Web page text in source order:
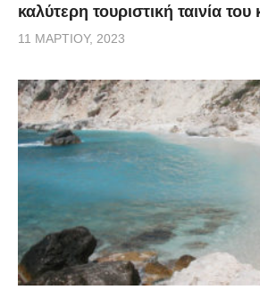
καλύτερη τουριστική ταινία
11 ΜΑΡΤΊΟΥ, 2023